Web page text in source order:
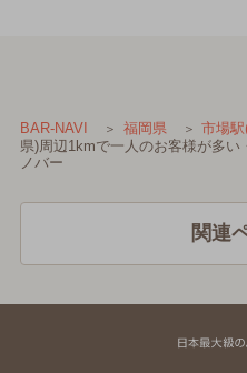
BAR-NAVI 福岡県 市場
県)周辺1kmで一人のお客様が多
ノバー
関連